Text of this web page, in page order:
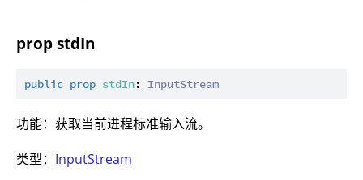
prop stdIn
public prop stdIn: InputStream
功能：获取当前进程标准输入流。
类型： InputStream